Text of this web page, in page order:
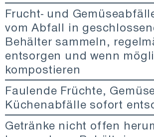
Frucht- und
vom Abfall in
Behälter sammeln,
entsorgen und wenn
kompostieren
Faulende Früchte,
Küchenabfälle sofort
Getränke nicht offen